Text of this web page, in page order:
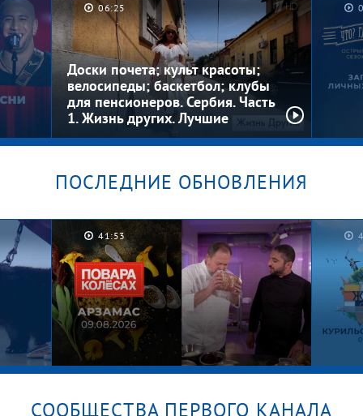
Котлеты на шкафу. Мужское /
Женское
за
06:25
Доски почета; культ красоты;
велосипеды; баскетбол; клубы
для пенсионеров. Сербия. Часть
1. Жизнь других. Лучшие
моменты
ПОСЛЕДНИЕ ОБНОВЛЕНИЯ
41:53
СООБЩЕСТВА ПЕРВОГО КАНАЛА